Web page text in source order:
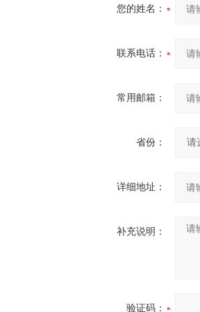
您的姓名：
联系电话：
常用邮箱：
省份：
详细地址：
补充说明：
验证码：